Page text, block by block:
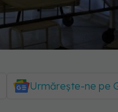
Urmărește-ne pe